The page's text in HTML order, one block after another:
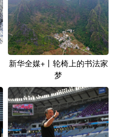
Français عربى
日本語 한국어
新华全媒+丨轮椅上的书法家
梦